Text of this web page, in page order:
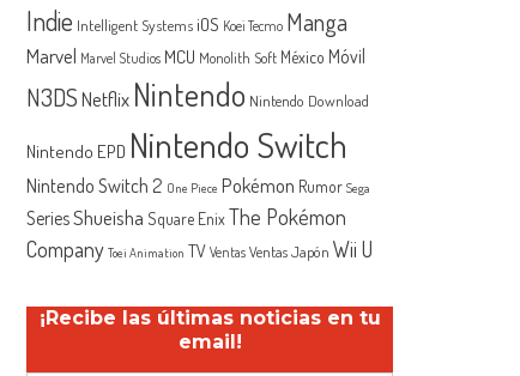
Indie Intelligent Systems iOS Koei Tecmo Manga
Marvel Marvel Studios MCU Monolith Soft México Móvil
N3DSNetflix Nintendo Nintendo Download
Nintendo EPD Nintendo Switch
Nintendo Switch 2 One Piece Pokémon Rumor Sega
SeriesShueisha Square EnixThe Pokémon
Company Toei Animation TV Ventas Ventas Japón Wii U
¡Recibe las últimas noticias en tu
email!